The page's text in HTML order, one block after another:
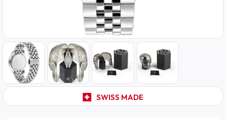
SWISS MADE